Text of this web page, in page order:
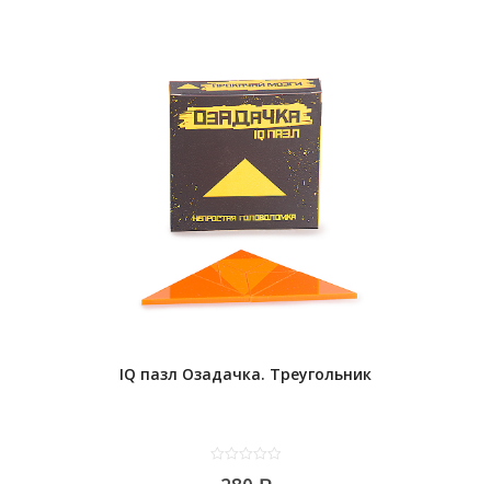
IQ пазл Озадачка. Треугольник